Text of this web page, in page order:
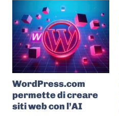
WordPress.com
permette di creare
siti web con l’AI